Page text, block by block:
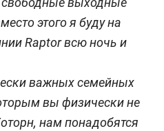
этого я буду на
Raptor всю ночь и
важных семейных
вы физически не
нам понадобятся